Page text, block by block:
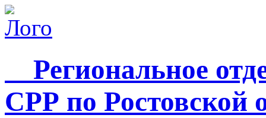
Региональное
СРР по Ростовской